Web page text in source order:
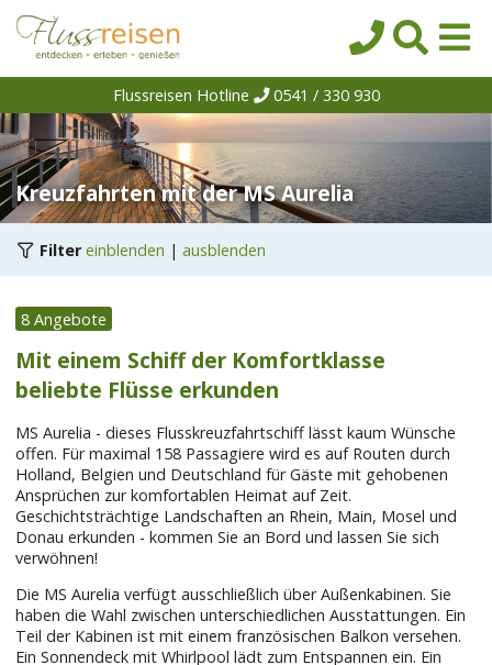
Top-Angebote
Reiseziele
Themen
Reedereien
Schiffe
Über uns
Wissen
Suche
Flussreisen Hotline 0541 / 330 930
Kreuzfahrten mit der MS Aurelia
Filtereinblenden |ausblenden
8 Angebote
Mit einem Schiff der Komfortklasse
beliebte Flüsse erkunden
MS Aurelia - dieses Flusskreuzfahrtschiff lässt kaum Wünsche
offen. Für maximal 158 Passagiere wird es auf Routen durch
Holland, Belgien und Deutschland für Gäste mit gehobenen
Ansprüchen zur komfortablen Heimat auf Zeit.
Geschichtsträchtige Landschaften an Rhein, Main, Mosel und
Donau erkunden - kommen Sie an Bord und lassen Sie sich
verwöhnen!
Die MS Aurelia verfügt ausschließlich über Außenkabinen. Sie
haben die Wahl zwischen unterschiedlichen Ausstattungen. Ein
Teil der Kabinen ist mit einem französischen Balkon versehen.
Ein Sonnendeck mit Whirlpool lädt zum Entspannen ein. Ein